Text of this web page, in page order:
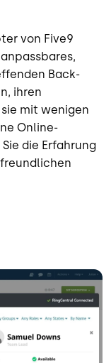
von Five9
Back-
ihren
mit wenigen
Online-
die Erfahrung